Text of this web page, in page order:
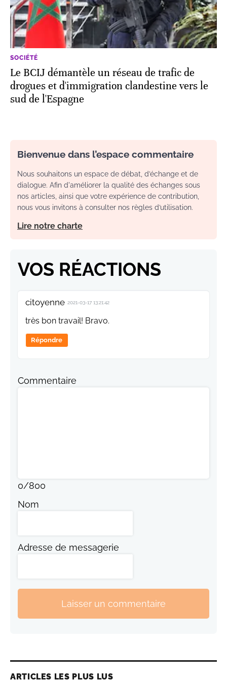
SOCIÉTÉ
Le BCIJ démantèle un réseau de trafic de
drogues et d'immigration clandestine vers le
sud de l'Espagne
Bienvenue dans l’espace commentaire
Nous souhaitons un espace de débat, d’échange et de
dialogue. Afin d'améliorer la qualité des échanges sous
nos articles, ainsi que votre expérience de contribution,
nous vous invitons à consulter nos règles d’utilisation.
Lire notre charte
VOS RÉACTIONS
citoyenne 2021-03-17 13:21:42
très bon travail! Bravo.
Répondre
Commentaire
0/800
Nom
Adresse de messagerie
Laisser un commentaire
ARTICLES LES PLUS LUS